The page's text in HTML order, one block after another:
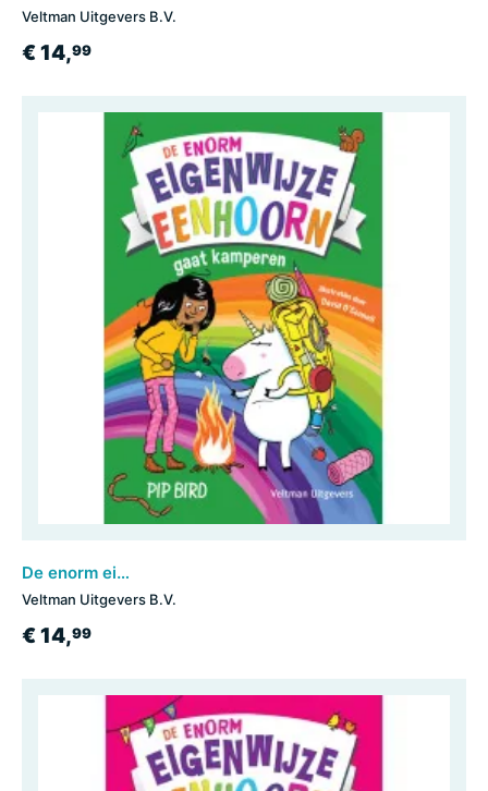
Veltman Uitgevers B.V.
€ 14,99
De enorm eigenwijze eenhoorn gaat kamperen
Veltman Uitgevers B.V.
€ 14,99